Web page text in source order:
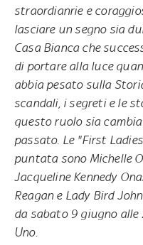
straordianrie e
lasciare un segno sia
Casa Bianca che
di portare alla luce
abbia pesato sulla
scandali, i segreti e le
questo ruolo sia
passato. Le "First
puntata sono Michelle
Jacqueline Kennedy
Reagan e Lady Bird
da sabato 9 giugno alle
Uno.